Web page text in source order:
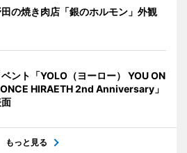
の焼き肉店「銀のホルモン」外観
ント「YOLO（ヨーロー） YOU ON
HIRAETH 2nd Anniversary」
もっと見る